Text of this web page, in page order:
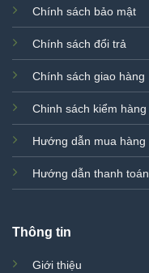
Chính sách bảo mật
Chính sách đổi trả
Chính sách giao hàng
Chinh sách kiểm hàng
Hướng dẫn mua hàng
Hướng dẫn thanh toán
Thông tin
Giới thiệu